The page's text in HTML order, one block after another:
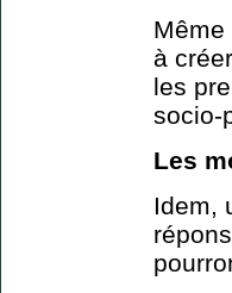
à
les
socio-
Les
Idem,